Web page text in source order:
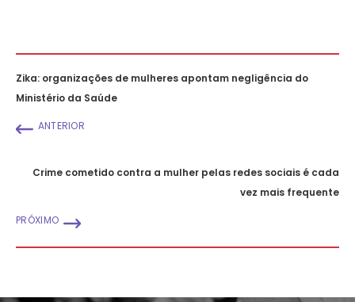
Zika: organizações de mulheres apontam negligência do
Ministério da Saúde
ANTERIOR
Crime cometido contra a mulher pelas redes sociais é cada
vez mais frequente
PRÓXIMO